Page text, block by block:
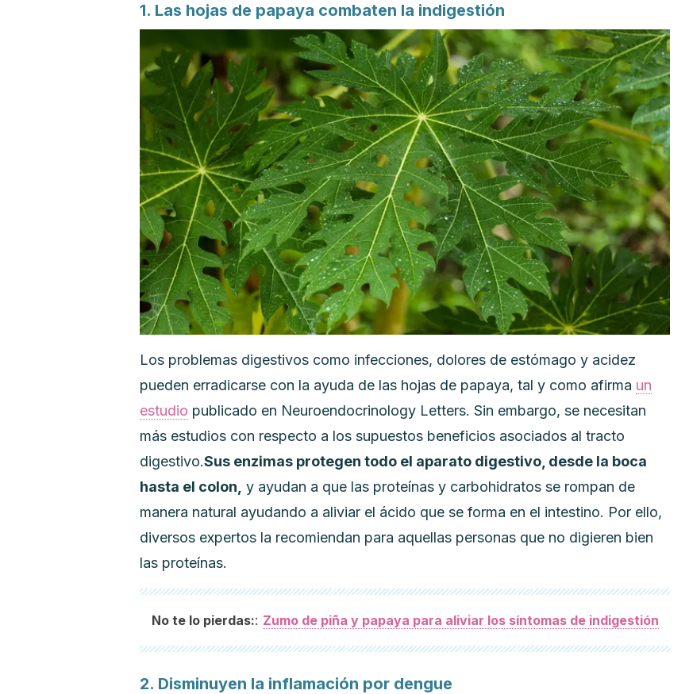
1. Las hojas de papaya combaten la indigestión
Los problemas digestivos como infecciones, dolores de estómago y acidez
pueden erradicarse con la ayuda de las hojas de papaya, tal y como afirma un
estudio publicado en Neuroendocrinology Letters. Sin embargo, se necesitan
más estudios con respecto a los supuestos beneficios asociados al tracto
digestivo.Sus enzimas protegen todo el aparato digestivo, desde la boca
hasta el colon, y ayudan a que las proteínas y carbohidratos se rompan de
manera natural ayudando a aliviar el ácido que se forma en el intestino. Por ello,
diversos expertos la recomiendan para aquellas personas que no digieren bien
las proteínas.
No te lo pierdas:: Zumo de piña y papaya para aliviar los síntomas de indigestión
2. Disminuyen la inflamación por dengue